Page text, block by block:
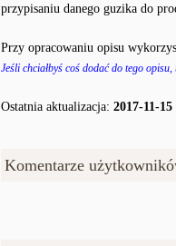
przypisaniu danego guzika do
Przy opracowaniu opisu
Jeśli chciałbyś coś dodać do tego
Ostatnia aktualizacja: 2017-11-15
Komentarze